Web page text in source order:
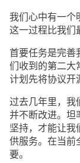
我们心中有一个
这一过程比我们
首要任务是完善
们收到的第二大
计划先将协议开
过去几年里，我
并不断改进。坦
坚持，才能让我
供服务。在当前
要。